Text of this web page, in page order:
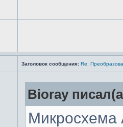
Заголовок сообщения: Re:
Bioray
Микросхема